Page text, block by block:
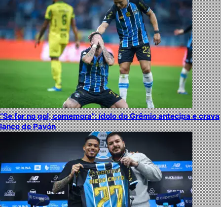
“Se for no gol, comemora”: ídolo do Grêmio antecipa e crava
lance de Pavón